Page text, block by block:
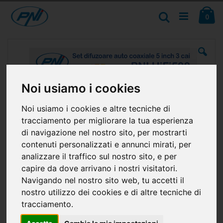
Noi usiamo i cookies
Noi usiamo i cookies e altre tecniche di
tracciamento per migliorare la tua esperienza
di navigazione nel nostro sito, per mostrarti
contenuti personalizzati e annunci mirati, per
analizzare il traffico sul nostro sito, e per
capire da dove arrivano i nostri visitatori.
Navigando nel nostro sito web, tu accetti il
nostro utilizzo dei cookies e di altre tecniche di
tracciamento.
Salta
al
contenuto
0
Cerca